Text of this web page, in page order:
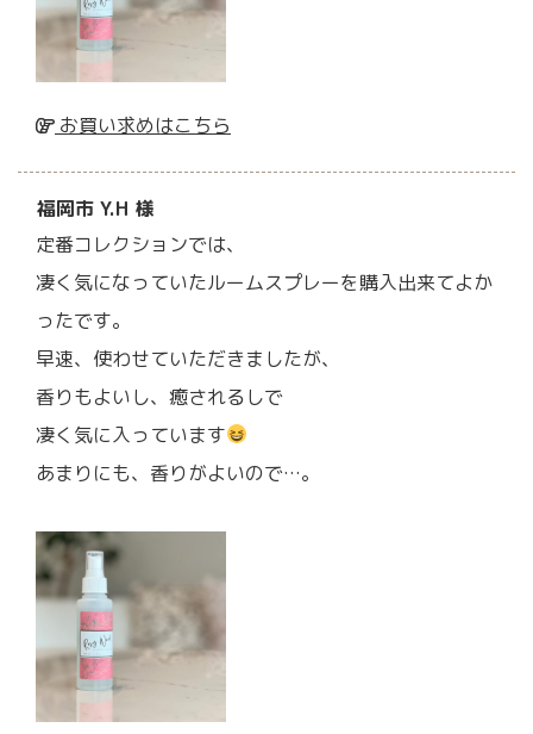
お買い求めはこちら
福岡市 Y.H 様
定番コレクションでは、
凄く気になっていたルームスプレーを購入出来てよか
ったです。
早速、使わせていただきましたが、
香りもよいし、癒されるしで
凄く気に入っています
あまりにも、香りがよいので…。